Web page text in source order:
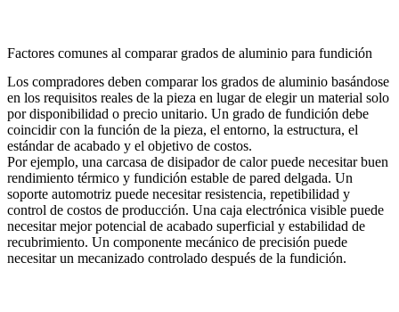
Factores comunes al comparar grados de aluminio para fundición
Los compradores deben comparar los grados de aluminio basándose
en los requisitos reales de la pieza en lugar de elegir un material solo
por disponibilidad o precio unitario. Un grado de fundición debe
coincidir con la función de la pieza, el entorno, la estructura, el
estándar de acabado y el objetivo de costos.
Por ejemplo, una carcasa de disipador de calor puede necesitar buen
rendimiento térmico y fundición estable de pared delgada. Un
soporte automotriz puede necesitar resistencia, repetibilidad y
control de costos de producción. Una caja electrónica visible puede
necesitar mejor potencial de acabado superficial y estabilidad de
recubrimiento. Un componente mecánico de precisión puede
necesitar un mecanizado controlado después de la fundición.